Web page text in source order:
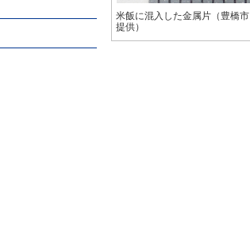
米飯に混入した金属片（豊橋市
提供）